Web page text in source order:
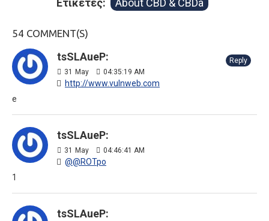
Ετικέτες: About CBD & CBDa
54 COMMENT(S)
tsSLAueP:
31 May 04:35:19 AM
http://www.vulnweb.com
Reply
e
tsSLAueP:
31 May 04:46:41 AM
@@ROTpo
1
tsSLAueP: